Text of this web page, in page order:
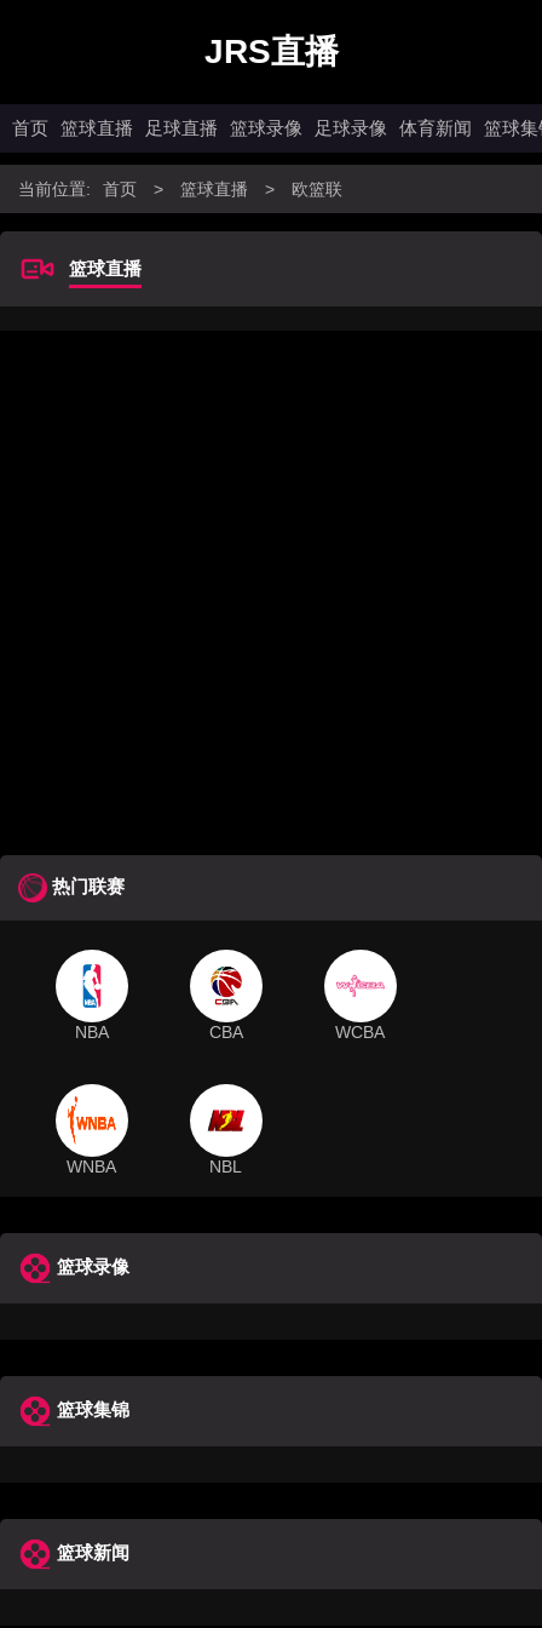
JRS直播
首页 篮球直播 足球直播 篮球录像 足球录像 体育新闻 篮球集
当前位置: 首页 > 篮球直播 > 欧篮联
篮球直播
热门联赛
NBA CBA WCBA
WNBA NBL
篮球录像
篮球集锦
篮球新闻